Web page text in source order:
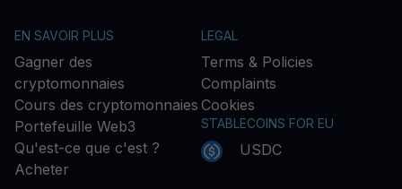
EN SAVOIR PLUS
Gagner des
cryptomonnaies
Cours des cryptomonnaies
Portefeuille Web3
Qu'est-ce que c'est ?
Acheter
LEGAL
Terms & Policies
Complaints
Cookies
STABLECOINS FOR EU
USDC